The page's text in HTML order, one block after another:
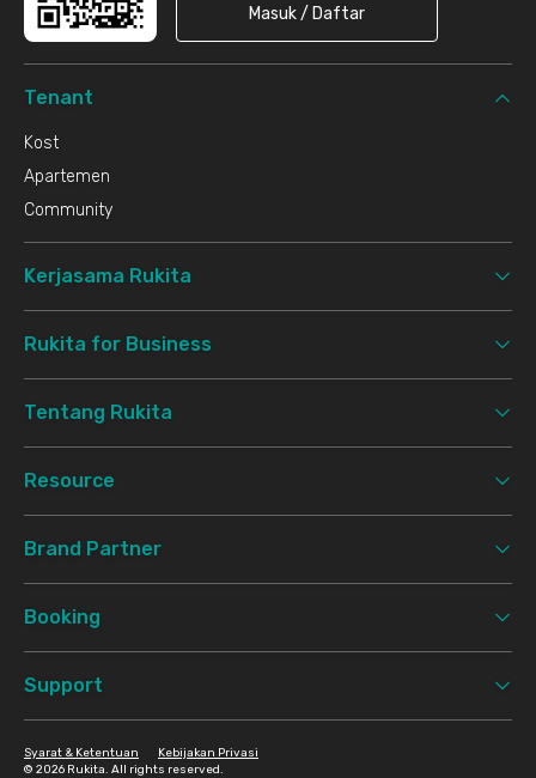
Masuk / Daftar
Tenant
Kost
Apartemen
Community
Kerjasama Rukita
Rukita for Business
Tentang Rukita
Resource
Brand Partner
Booking
Support
© 2026 Rukita. All rights reserved.
Syarat & Ketentuan Kebijakan Privasi